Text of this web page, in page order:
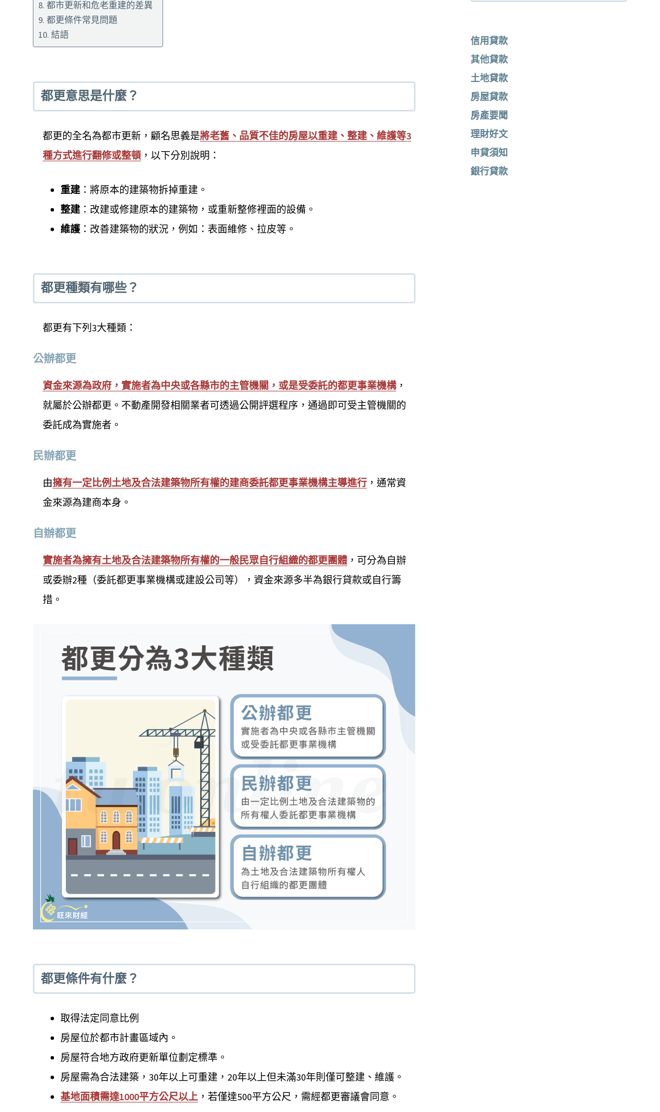
都市更新和危老重建的差異
都更條件常見問題
結語
都更意思是什麼？
都更的全名為都市更新，顧名思義是將老舊、品質不佳的房屋以重建、整建、維護等3
種方式進行翻修或整頓 ，以下分別說明：
重建 ：將原本的建築物拆掉重建。
整建 ：改建或修建原本的建築物，或重新整修裡面的設備。
維護 ：改善建築物的狀況，例如：表面維修、拉皮等。
都更種類有哪些？
都更有下列3大種類：
公辦都更
資金來源為政府，實施者為中央或各縣市的主管機關，或是受委託的都更事業機構，
就屬於公辦都更。不動產開發相關業者可透過公開評選程序，通過即可受主管機關的
委託成為實施者。
民辦都更
由擁有一定比例土地及合法建築物所有權的建商委託都更事業機構主導進行 ，通常資
金來源為建商本身。
自辦都更
實施者為擁有土地及合法建築物所有權的一般民眾自行組織的都更團體 ，可分為自辦
或委辦2種（委託都更事業機構或建設公司等），資金來源多半為銀行貸款或自行籌
措。
都更條件有什麼？
取得法定同意比例
房屋位於都市計畫區域內。
房屋符合地方政府更新單位劃定標準。
房屋需為合法建築，30年以上可重建，20年以上但未滿30年則僅可整建、維護。
基地面積需達1000平方公尺以上 ，若僅達500平方公尺，需經都更審議會同意。
信用貸款
其他貸款
土地貸款
房屋貸款
房產要聞
理財好文
申貸須知
銀行貸款